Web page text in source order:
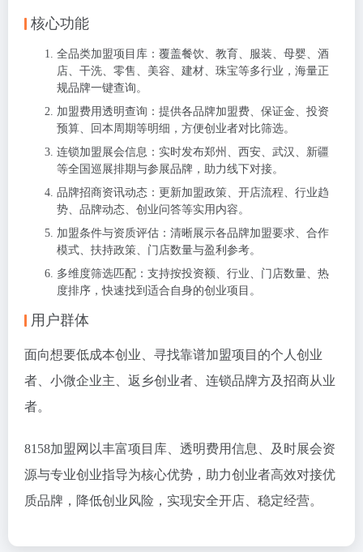
核心功能
全品类加盟项目库：覆盖餐饮、教育、服装、母婴、酒
店、干洗、零售、美容、建材、珠宝等多行业，海量正
规品牌一键查询。
加盟费用透明查询：提供各品牌加盟费、保证金、投资
预算、回本周期等明细，方便创业者对比筛选。
连锁加盟展会信息：实时发布郑州、西安、武汉、新疆
等全国巡展排期与参展品牌，助力线下对接。
品牌招商资讯动态：更新加盟政策、开店流程、行业趋
势、品牌动态、创业问答等实用内容。
加盟条件与资质评估：清晰展示各品牌加盟要求、合作
模式、扶持政策、门店数量与盈利参考。
多维度筛选匹配：支持按投资额、行业、门店数量、热
度排序，快速找到适合自身的创业项目。
用户群体
面向想要低成本创业、寻找靠谱加盟项目的个人创业
者、小微企业主、返乡创业者、连锁品牌方及招商从业
者。
8158加盟网以丰富项目库、透明费用信息、及时展会资
源与专业创业指导为核心优势，助力创业者高效对接优
质品牌，降低创业风险，实现安全开店、稳定经营。